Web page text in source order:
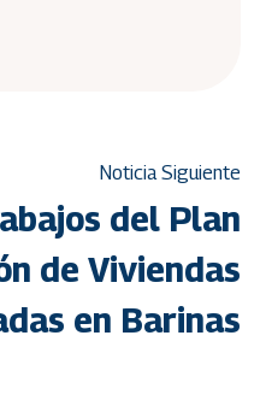
Noticia Siguiente
del Plan
de Viviendas
en Barinas